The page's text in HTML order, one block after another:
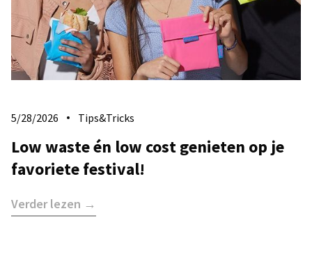
5/28/2026 Tips&Tricks
Low waste én low cost genieten op je
favoriete festival!
Verder lezen →